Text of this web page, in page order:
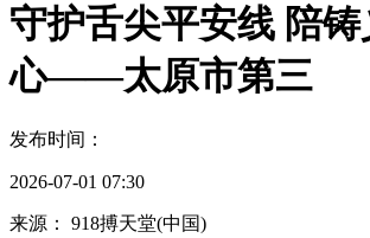
守护舌尖平安线 陪
心——太原市第三
发布时间：
2026-07-01 07:30
来源： 918搏天堂(中国)